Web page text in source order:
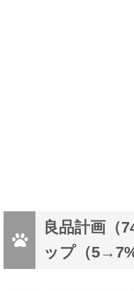
良品計画（
ップ（5→7%